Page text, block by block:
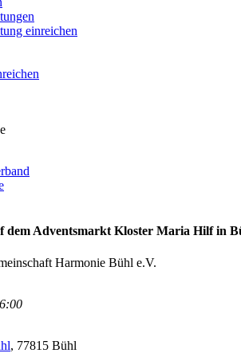
einreichen
dem Adventsmarkt Kloster Maria Hilf in
Harmonie Bühl e.V.
, 77815 Bühl